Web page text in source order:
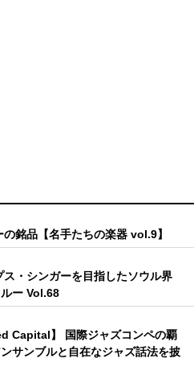
銘品【名手たちの楽器 vol.9】
ス・シンガーを目指したソウル界
ー Vol.68
Capital】 国際ジャズコンペの覇
サンブルと自在なジャズ話法を披